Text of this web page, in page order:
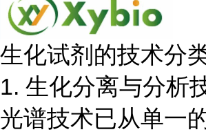
生化试剂的技术分
1. 生化分离与分析
光谱技术已从单一